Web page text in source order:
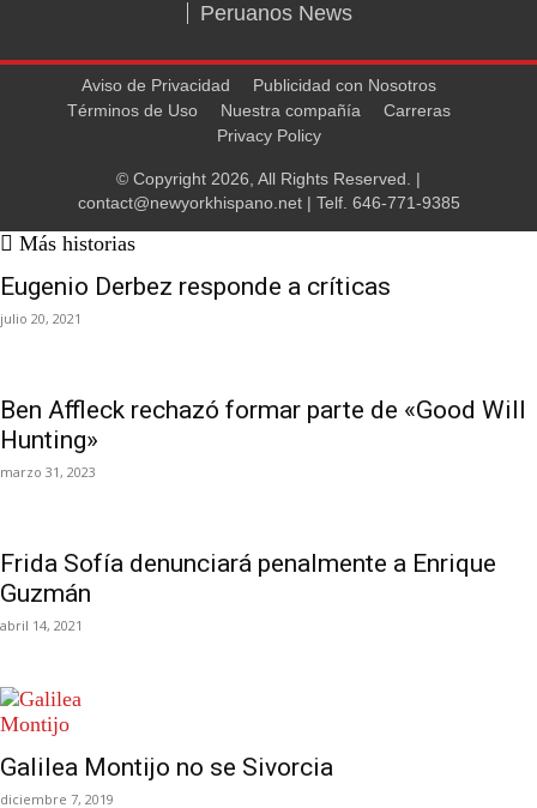
Peruanos News
Aviso de Privacidad
Publicidad con Nosotros
Términos de Uso
Nuestra compañía
Carreras
Privacy Policy
© Copyright 2026, All Rights Reserved. |
contact@newyorkhispano.net| Telf. 646-771-9385
Más historias
Eugenio Derbez responde a críticas
julio 20, 2021
Ben Affleck rechazó formar parte de «Good Will
Hunting»
marzo 31, 2023
Frida Sofía denunciará penalmente a Enrique
Guzmán
abril 14, 2021
Galilea Montijo no se Sivorcia
diciembre 7, 2019